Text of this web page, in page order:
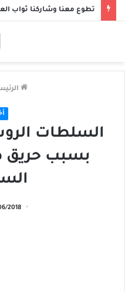
السلطات
بسبب حريق
2018